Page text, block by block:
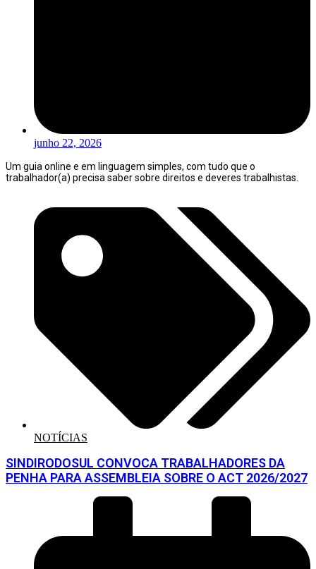
junho 22, 2026
Um guia online e em linguagem simples, com tudo que o
trabalhador(a) precisa saber sobre direitos e deveres trabalhistas.
NOTÍCIAS
SINDIRODOSUL CONVOCA TRABALHADORES DA
PENHA PARA ASSEMBLEIA SOBRE O ACT 2026/2027